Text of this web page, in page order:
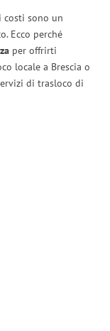
costi sono un
Ecco perché
per offrirti
locale a Brescia o
di trasloco di